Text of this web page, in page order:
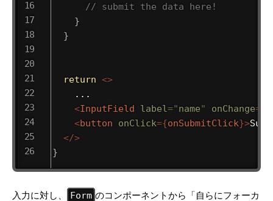
// submit the data here!
}
}
return <>
    ...
<InputField label ="name" onChange=
<button onClick={onSubmitClick}>
</>
}
入力に対し、 Form のコンポーネントから「自らにフォーカ